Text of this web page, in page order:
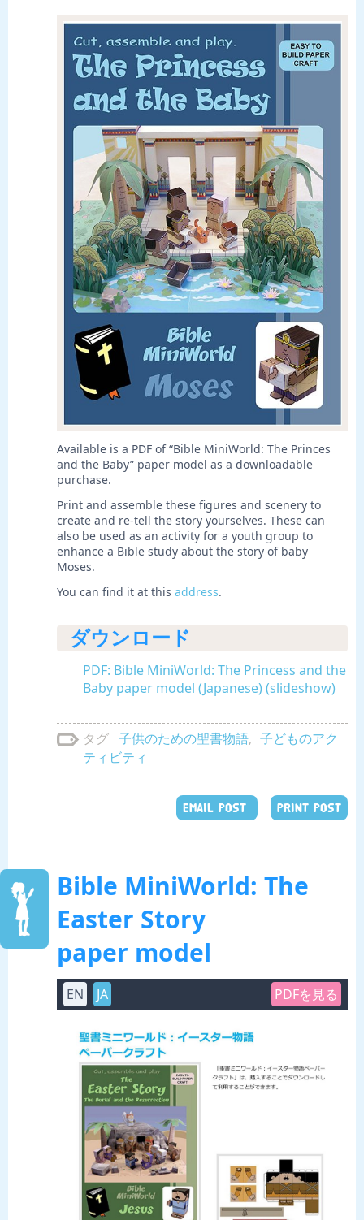
Available is a PDF of “Bible MiniWorld: The Princes
and the Baby” paper model as a downloadable
purchase.
Print and assemble these figures and scenery to
create and re-tell the story yourselves. These can
also be used as an activity for a youth group to
enhance a Bible study about the story of baby
Moses.
You can find it at this address.
ダウンロード
PDF: Bible MiniWorld: The Princess and the
Baby paper model (Japanese) (slideshow)
タグ 子供のための聖書物語, 子どものアク
ティビティ
EMAIL POST PRINT POST
Bible MiniWorld: The
Easter Story
paper model
EN JA PDFを見る